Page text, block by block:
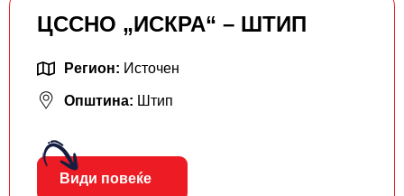
ЦССНО „ИСКРА“ – ШТИП
Регион: Источен
Општина: Штип
Види повеќе